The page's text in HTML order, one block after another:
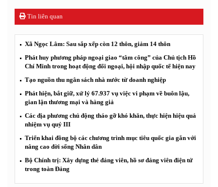
Tin liên quan
Xã Ngọc Lâm: Sau sắp xếp còn 12 thôn, giảm 14 thôn
Phát huy phương pháp ngoại giao “tâm công” của Chủ tịch Hồ
Chí Minh trong hoạt động đối ngoại, hội nhập quốc tế hiện nay
Tạo nguồn thu ngân sách nhà nước từ doanh nghiệp
Phát hiện, bắt giữ, xử lý 67.937 vụ việc vi phạm về buôn lậu,
gian lận thương mại và hàng giả
Các địa phương chủ động tháo gỡ khó khăn, thực hiện hiệu quả
nhiệm vụ quý III
Triển khai đồng bộ các chương trình mục tiêu quốc gia gắn với
nâng cao đời sống Nhân dân
Bộ Chính trị: Xây dựng thẻ đảng viên, hồ sơ đảng viên điện tử
trong toàn Đảng